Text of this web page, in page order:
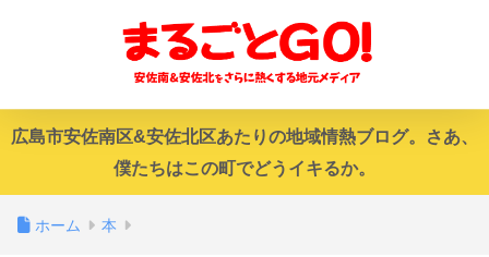
広島市安佐南区&安佐北区あたりの地域情熱ブログ。さあ、
僕たちはこの町でどうイキるか。
ホーム 本